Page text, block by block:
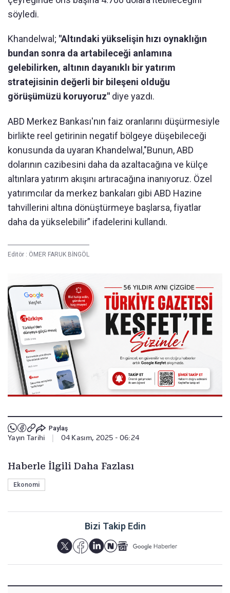
söyledi.
Khandelwal; "Altındaki yükselişin hızı oynaklığın
bundan sonra da artabileceği anlamına
gelebilirken, altının dayanıklı bir yatırım
stratejisinin değerli bir bileşeni olduğu
görüşümüzü koruyoruz" diye yazdı.
ABD Merkez Bankası'nın faiz oranlarını düşürmesiyle
birlikte reel getirinin negatif bölgeye düşebileceği
konusunda da uyaran Khandelwal,"Bunun, ABD
dolarının cazibesini daha da azaltacağına ve külçe
altınlara yatırım akışını artıracağına inanıyoruz. Özel
yatırımcılar da merkez bankaları gibi ABD Hazine
tahvillerini altına dönüştürmeye başlarsa, fiyatlar
daha da yükselebilir” ifadelerini kullandı.
Editör : ÖMER FARUK BİNGÖL
Paylaş
Yayın Tarihi 04 Kasım, 2025 - 06:24
Haberle İlgili Daha Fazlası
Ekonomi
Bizi Takip Edin